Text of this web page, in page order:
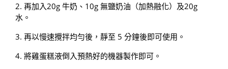
2. 再加入20g 牛奶、10g 無鹽奶油（加熱融化）及20g
水。
3. 再以慢速攪拌均勻後，靜至 5 分鐘後即可使用。
4. 將雞蛋糕液倒入預熱好的機器製作即可。